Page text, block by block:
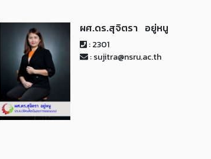
ผศ.ดร.สุจิตรา อยู่หนู
: 2301
: sujitra@nsru.ac.th